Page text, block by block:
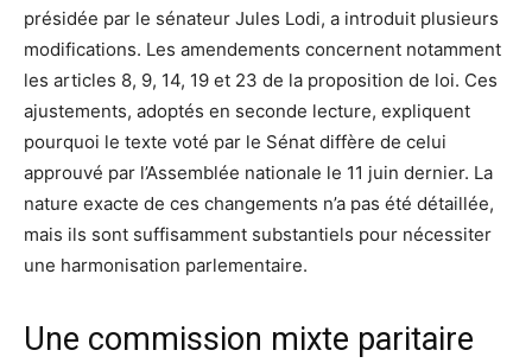
présidée par le sénateur Jules Lodi, a introduit plusieurs
modifications. Les amendements concernent notamment
les articles 8, 9, 14, 19 et 23 de la proposition de loi. Ces
ajustements, adoptés en seconde lecture, expliquent
pourquoi le texte voté par le Sénat diffère de celui
approuvé par l’Assemblée nationale le 11 juin dernier. La
nature exacte de ces changements n’a pas été détaillée,
mais ils sont suffisamment substantiels pour nécessiter
une harmonisation parlementaire.
Une commission mixte paritaire